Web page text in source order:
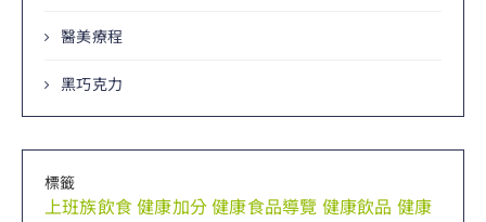
醫美療程
黑巧克力
標籤
上班族飲食健康加分健康食品導覽 健康飲品 健康